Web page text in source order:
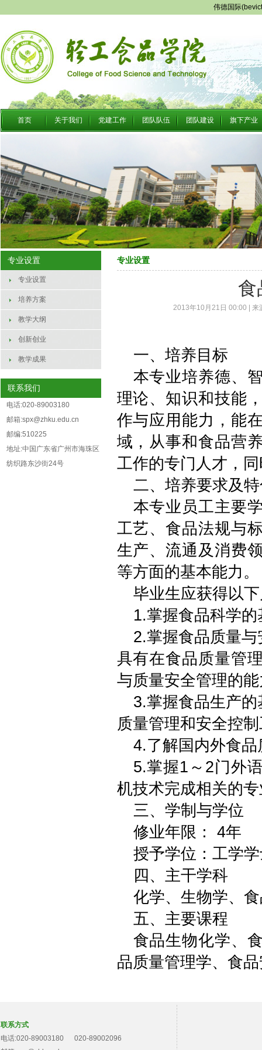
伟德国际
首页 关于我们 党建工作 团队队伍 团队建设 旗下产业
专业设置
专业设置
培养方案
教学大纲
创新创业
教学成果
联系我们
电话:020-89003180
邮箱:spx@zhku.edu.cn
邮编:510225
地址:中国广东省广州市海珠区
纺织路东沙街24号
专业设置
食
2013年10月21日 00:00 | 来
一、培养目标
本专业培养德、
理论、知识和技能
作与应用能力，能
域，从事和食品营
工作的专门人才，
二、培养要求及
本专业员工主要
工艺、食品法规与
生产、流通及消费
等方面的基本能力。
毕业生应获得以
1.掌握食品科学
2.掌握食品质量
具有在食品质量管
与质量安全管理的
3.掌握食品生产
质量管理和安全控
4.了解国内外食
5.掌握1～2门外
机技术完成相关的
三、学制与学位
修业年限： 4年
授予学位：工学
四、主干学科
化学、生物学、
五、主要课程
食品生物化学、
品质量管理学、食
联系方式
电话:020-89003180 020-89002096